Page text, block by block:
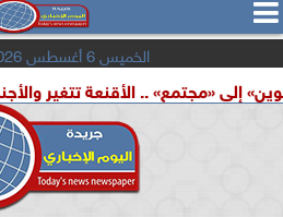
 
الخميس 6 أغسطس 2026
.. الأقنعة تتغير والأجندة